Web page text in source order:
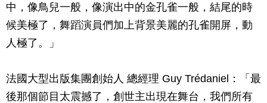
中，像鳥兒一般，像演出中的金孔雀一般，結尾的時
候美極了，舞蹈演員們加上背景美麗的孔雀開屏，動
人極了。」
法國大型出版集團創始人 總經理 Guy Trédaniel：「最
後那個節目太震撼了，創世主出現在舞台，我們所有